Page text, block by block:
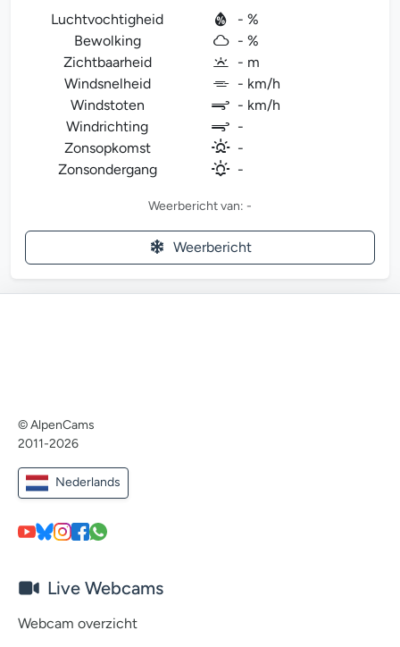
Luchtvochtigheid
- %
Bewolking
- %
Zichtbaarheid
- m
Windsnelheid
- km/h
Windstoten
- km/h
Windrichting
-
Zonsopkomst
-
Zonsondergang
-
Weerbericht van: -
Weerbericht
© AlpenCams
2011-2026
Nederlands
Live Webcams
Webcam overzicht